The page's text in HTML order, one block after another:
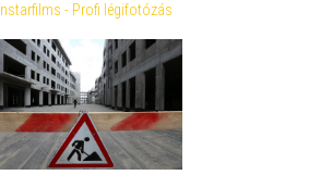
Instarfilms - Profi légifotózás